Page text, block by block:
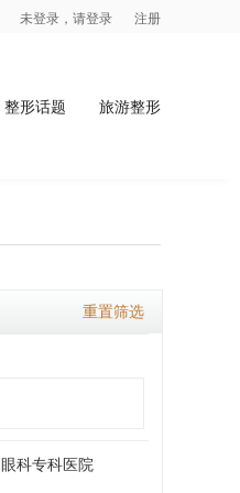
未登录，请登录 注册
整形话题 旅游整形
重置筛选
眼科专科医院